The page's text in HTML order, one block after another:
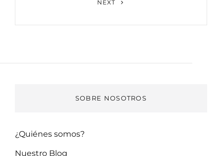
NEXT
SOBRE NOSOTROS
¿Quiénes somos?
Nuestro Blog